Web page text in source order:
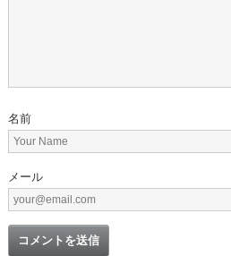
名前
メール